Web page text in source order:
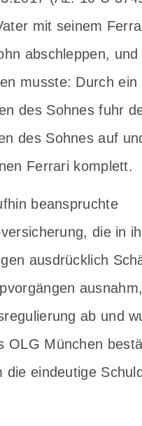
mit seinem
abschleppen,
musste: Durch ein
des Sohnes fuhr
des Sohnes auf
Ferrari komplett.
beanspruchte
die in
ausdrücklich
ab und
OLG München
die eindeutige